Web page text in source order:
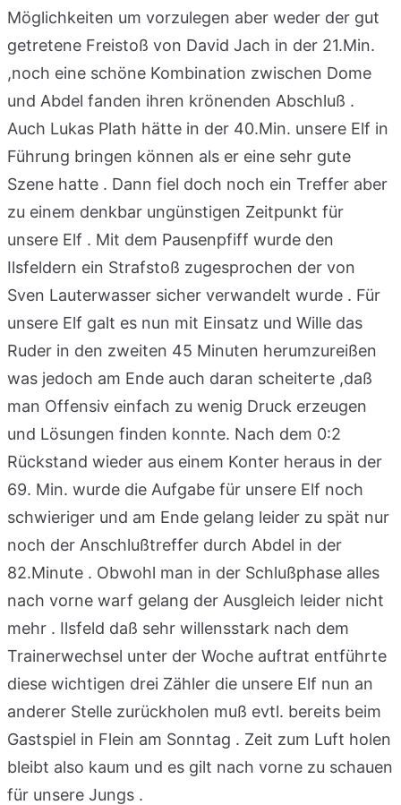
Möglichkeiten um vorzulegen aber weder der gut
getretene Freistoß von David Jach in der 21.Min.
,noch eine schöne Kombination zwischen Dome
und Abdel fanden ihren krönenden Abschluß .
Auch Lukas Plath hätte in der 40.Min. unsere Elf in
Führung bringen können als er eine sehr gute
Szene hatte . Dann fiel doch noch ein Treffer aber
zu einem denkbar ungünstigen Zeitpunkt für
unsere Elf . Mit dem Pausenpfiff wurde den
Ilsfeldern ein Strafstoß zugesprochen der von
Sven Lauterwasser sicher verwandelt wurde . Für
unsere Elf galt es nun mit Einsatz und Wille das
Ruder in den zweiten 45 Minuten herumzureißen
was jedoch am Ende auch daran scheiterte ,daß
man Offensiv einfach zu wenig Druck erzeugen
und Lösungen finden konnte. Nach dem 0:2
Rückstand wieder aus einem Konter heraus in der
69. Min. wurde die Aufgabe für unsere Elf noch
schwieriger und am Ende gelang leider zu spät nur
noch der Anschlußtreffer durch Abdel in der
82.Minute . Obwohl man in der Schlußphase alles
nach vorne warf gelang der Ausgleich leider nicht
mehr . Ilsfeld daß sehr willensstark nach dem
Trainerwechsel unter der Woche auftrat entführte
diese wichtigen drei Zähler die unsere Elf nun an
anderer Stelle zurückholen muß evtl. bereits beim
Gastspiel in Flein am Sonntag . Zeit zum Luft holen
bleibt also kaum und es gilt nach vorne zu schauen
für unsere Jungs .